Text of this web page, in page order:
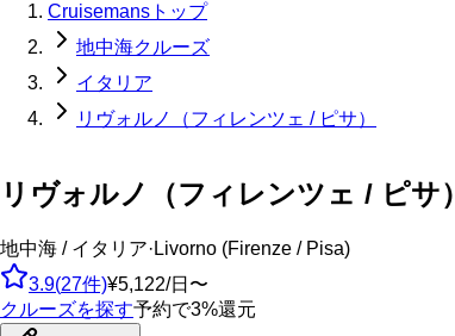
Cruisemansトップ
地中海クルーズ
イタリア
リヴォルノ（フィレンツェ / ピサ）
リヴォルノ（フィレンツェ / ピサ）
地中海 / イタリア· Livorno (Firenze / Pisa)
3.9(27件)¥5,122/日〜
クルーズを探す予約で3%還元